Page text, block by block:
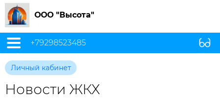
ООО "Высота"
+79298523485
Личный кабинет
Новости ЖКХ